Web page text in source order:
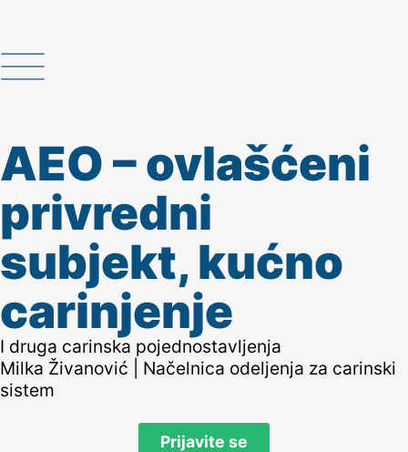
AEO – ovlašćeni
privredni
subjekt, kućno
carinjenje
I druga carinska pojednostavljenja
Milka Živanović | Načelnica odeljenja za carinski
sistem
Prijavite se